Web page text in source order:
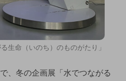
生命（いのち）のものがたり」
、冬の企画展「水でつながる